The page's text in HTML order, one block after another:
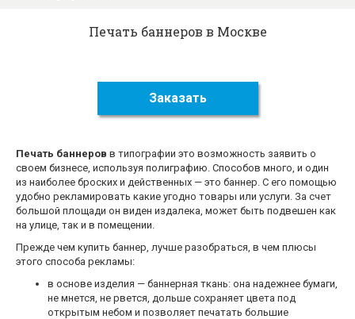
Печать баннеров в Москве
Заказать
Печать баннеров в типографии это возможность заявить о
своем бизнесе, используя полиграфию. Способов много, и один
из наиболее броских и действенных — это баннер. С его помощью
удобно рекламировать какие угодно товары или услуги. За счет
большой площади он виден издалека, может быть подвешен как
на улице, так и в помещении.
Прежде чем купить баннер, лучше разобраться, в чем плюсы
этого способа рекламы:
в основе изделия — баннерная ткань: она надежнее бумаги,
не мнется, не рвется, дольше сохраняет цвета под
открытым небом и позволяет печатать большие